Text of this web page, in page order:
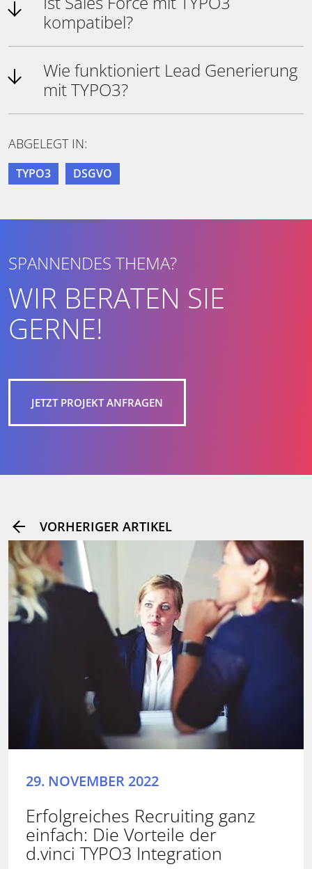
kompatibel?
Wie funktioniert Lead Generierung
mit TYPO3?
ABGELEGT IN:
TYPO3 DSGVO
SPANNENDES THEMA?
WIR BERATEN SIE
GERNE!
JETZT PROJEKT ANFRAGEN
VORHERIGER ARTIKEL
29. NOVEMBER 2022
Erfolgreiches Recruiting ganz
einfach: Die Vorteile der
d.vinci TYPO3 Integration